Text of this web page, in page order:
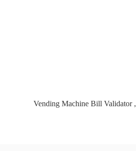
,
Vending Machine Bill Validator